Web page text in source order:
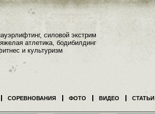
силовой экстрим
атлетика, бодибилдинг
и культуризм
СОРЕВНОВАНИЯ ФОТО ВИДЕО СТАТЬИ